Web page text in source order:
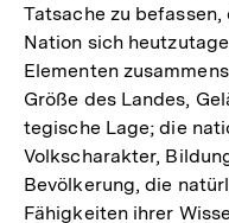
Tatsache zu
Nation sich
Elementen
Größe des Landes,
tegische Lage; die
Volkscharakter,
Bevölkerung, die
Fähigkeiten ihrer